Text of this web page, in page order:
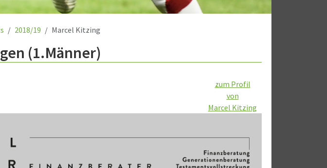
2018/19 Marcel Kitzing
(1.Männer)
zum Profil
von
Marcel Kitzing